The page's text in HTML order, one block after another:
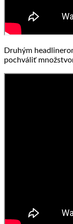
Druhým
pochváliť